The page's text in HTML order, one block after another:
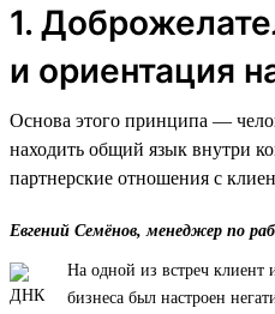
1.
и ориентация
Основа этого принципа —
находить общий язык внутри
партнерские отношения с
Евгений Семёнов, менеджер по
На одной из встреч клиент
бизнеса был настроен